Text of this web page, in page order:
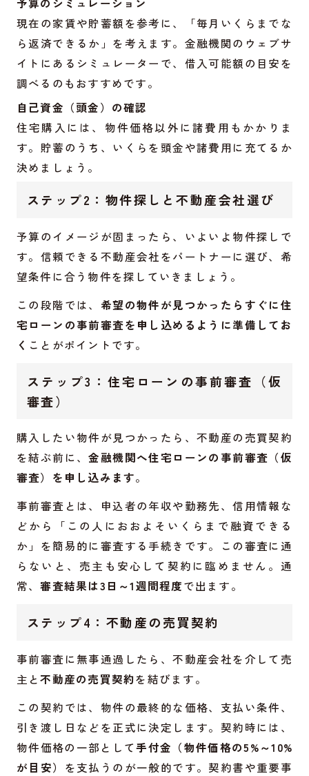
現在の家賃や貯蓄額を参考に、「毎月いくらまでな
ら返済できるか」を考えます。金融機関のウェブサ
イトにあるシミュレーターで、借入可能額の目安を
調べるのもおすすめです。
自己資金（頭金）の確認
住宅購入には、物件価格以外に諸費用もかかりま
す。貯蓄のうち、いくらを頭金や諸費用に充てるか
決めましょう。
ステップ2：物件探しと不動産会社選び
予算のイメージが固まったら、いよいよ物件探しで
す。信頼できる不動産会社をパートナーに選び、希
望条件に合う物件を探していきましょう。
この段階では、 希望の物件が見つかったらすぐに住
宅ローンの事前審査を申し込めるように準備してお
く ことがポイントです。
ステップ3：住宅ローンの事前審査（仮
審査）
購入したい物件が見つかったら、不動産の売買契約
を結ぶ前に、金融機関へ住宅ローンの事前審査（仮
審査）を申し込みます。
事前審査とは、申込者の年収や勤務先、信用情報な
どから「この人におおよそいくらまで融資できる
か」を簡易的に審査する手続きです。この審査に通
らないと、売主も安心して契約に臨めません。通
常、審査結果は3日～1週間程度で出ます。
ステップ4：不動産の売買契約
事前審査に無事通過したら、不動産会社を介して売
主と不動産の売買契約を結びます。
この契約では、物件の最終的な価格、支払い条件、
引き渡し日などを正式に決定します。契約時には、
物件価格の一部として手付金（物件価格の5%～10%
が目安） を支払うのが一般的です。契約書や重要事